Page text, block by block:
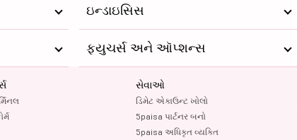
ઇન્ડાઇસિસ
સેવાઓ
ડિમેટ એકાઉન્ટ ખોલો
5paisa પાર્ટનર બનો
5paisa અધિકૃત વ્યક્તિ
ફ્યુચર્સ અને ઑપ્શન્સ